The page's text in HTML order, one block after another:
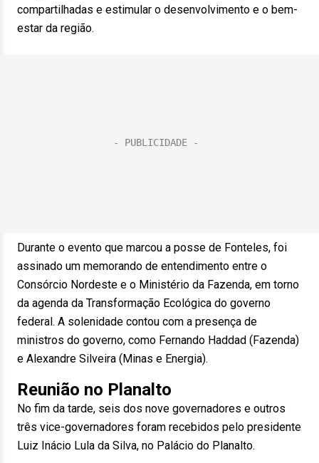
compartilhadas e estimular o desenvolvimento e o bem-
estar da região.
Durante o evento que marcou a posse de Fonteles, foi
assinado um memorando de entendimento entre o
Consórcio Nordeste e o Ministério da Fazenda, em torno
da agenda da Transformação Ecológica do governo
federal. A solenidade contou com a presença de
ministros do governo, como Fernando Haddad (Fazenda)
e Alexandre Silveira (Minas e Energia).
Reunião no Planalto
No fim da tarde, seis dos nove governadores e outros
três vice-governadores foram recebidos pelo presidente
Luiz Inácio Lula da Silva, no Palácio do Planalto.